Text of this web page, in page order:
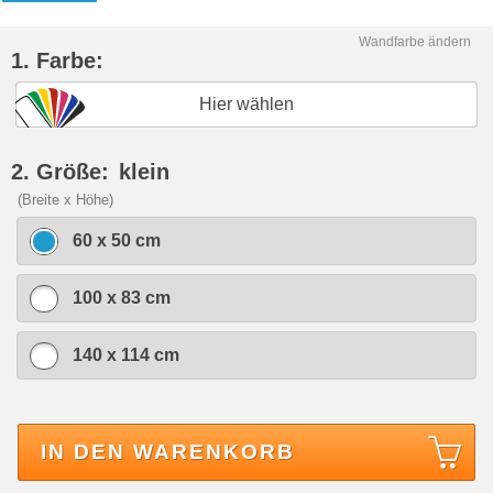
Wandfarbe ändern
1. Farbe:
Hier wählen
2. Größe: klein
(Breite x Höhe)
60 x 50 cm
100 x 83 cm
140 x 114 cm
IN DEN WARENKORB